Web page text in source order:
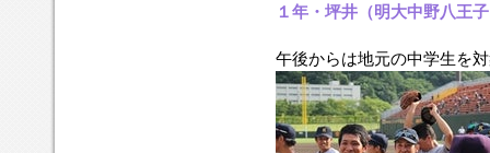
１年・坪井（明大中野八王
午後からは地元の中学生を